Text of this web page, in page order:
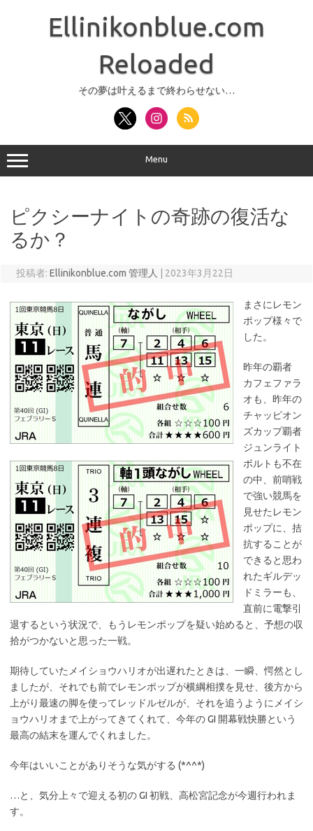
Ellinikonblue.com
Reloaded
その夢は叶えるまで終わらせない…
Menu
ピクシーナイトの奇跡の復活な
るか？
投稿者: Ellinikonblue.com 管理人 2023年3月22日
まさにレモン
ポップ様々で
した。
昨年の覇者
カフェファラ
オも、昨年の
チャッピオン
ズカップ覇者
ジュンライト
ボルトも不在
の中、前哨戦
で強い競馬を
見せたレモン
ポップに、拮
抗することが
できると思わ
れたギルデッ
ドミラーも、
直前に電撃引
退するという状況で、もうレモンポップを疑い始めると、予想の収
拾がつかないと思った一戦。
期待していたメイショウハリオが出遅れたときは、一瞬、愕然とし
ましたが、それでも前でレモンポップが横綱相撲を見せ、後方から
上がり最速の脚を使ってレッドルゼルが、それを追うようにメイシ
ョウハリオまで上がってきてくれて、今年の GI 開幕戦快勝という
最高の結末を運んでくれました。
今年はいいことがありそうな気がする (*^^*)
…と、気分上々で迎える初の GI 初戦、高松宮記念が今週行われま
す。